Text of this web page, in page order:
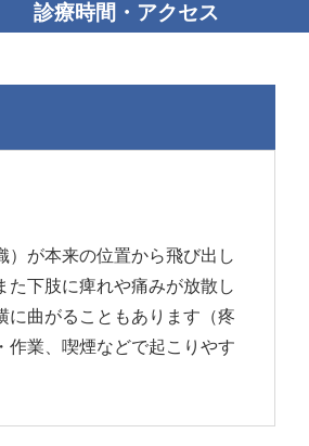
診療時間・アクセス
）が本来の位置から飛び出し
た下肢に痺れや痛みが放散し
に曲がることもあります（疼
作業、喫煙などで起こりやす